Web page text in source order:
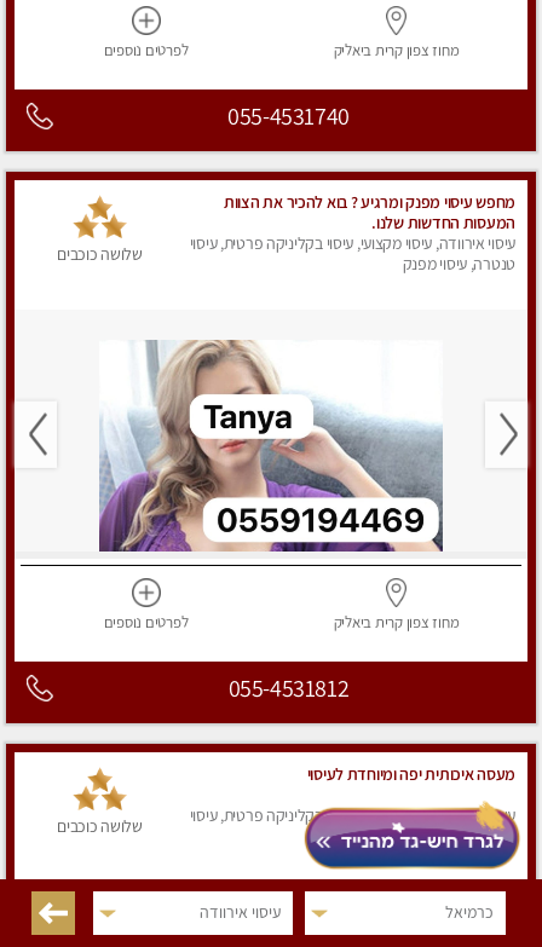
כרמיאל עיסוי אירוודה
מחוז צפוןקרית ביאליק לפרטים נוספים
055-4531740
מחפש עיסוי מפנק ומרגיע ? בוא להכיר את הצוות
המעסות החדשות שלנו.
עיסוי אירוודה, עיסוי מקצועי, עיסוי בקליניקה פרטית, עיסוי
טנטרה, עיסוי מפנק
שלושה כוכבים
מחוז צפוןקרית ביאליק לפרטים נוספים
055-4531812
מעסה איכותית יפה ומיוחדת לעיסוי
עיסוי אירוודה, עיסוי מקצועי, עיסוי בקליניקה פרטית, עיסוי
טנטרה, עיסוי מפנק
שלושה כוכבים